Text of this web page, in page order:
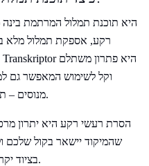
רקע, אספקת תמלול מלא
וקל לשימוש המאפשר גם
מנוסים – תוך שימוש במכשירים שכבר ברשותם.
הסרת רעשי רקע היא יתרון
שהמיקוד יישאר בקול שלכם
בציוד יקר או בעריכה מורכבת לאחר ההקלטה.